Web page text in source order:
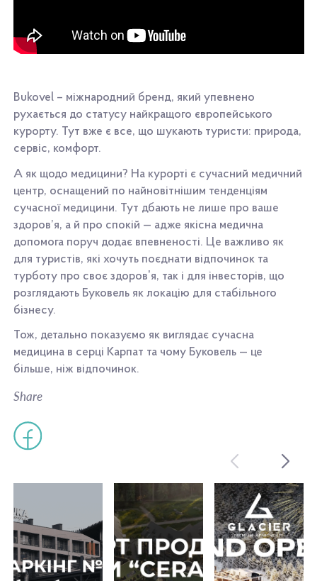
Bukovel – міжнародний бренд, який упевнено
рухається до статусу найкращого європейського
курорту. Тут вже є все, що шукають туристи: природа,
сервіс, комфорт.
А як щодо медицини? На курорті є сучасний медичний
центр, оснащений по найновітнішим тенденціям
сучасної медицини. Тут дбають не лише про ваше
здоров’я, а й про спокій — адже якісна медична
допомога поруч додає впевненості. Це важливо як
для туристів, які хочуть поєднати відпочинок та
турботу про своє здоровʼя, так і для інвесторів, що
розглядають Буковель як локацію для стабільного
бізнесу.
Тож, детально показуємо як виглядає сучасна
медицина в серці Карпат та чому Буковель — це
більше, ніж відпочинок.
Share